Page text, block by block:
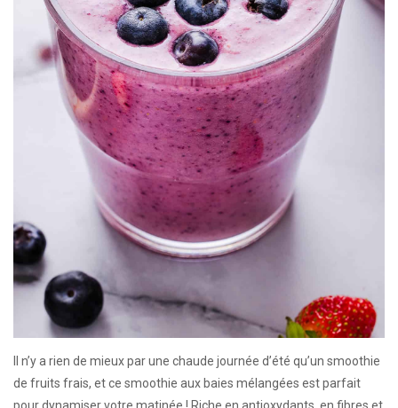
Il n’y a rien de mieux par une chaude journée d’été qu’un smoothie
de fruits frais, et ce smoothie aux baies mélangées est parfait